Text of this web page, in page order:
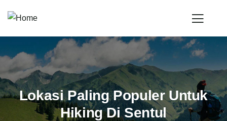
Lokasi Paling Populer Untuk
Hiking Di Sentul